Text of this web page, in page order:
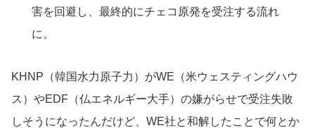
害を回避し、最終的にチェコ原発を受注する流れ
に。
KHNP（韓国水力原子力）がWE（米ウェスティングハウ
ス）やEDF（仏エネルギー大手）の嫌がらせで受注失敗
しそうになったんだけど、WE社と和解したことで何とか